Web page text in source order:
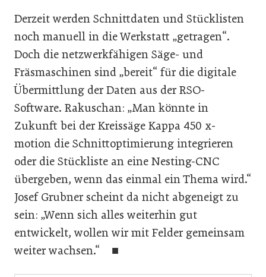
Derzeit werden Schnittdaten und Stücklisten
noch manuell in die Werkstatt „getragen“.
Doch die netzwerkfähigen Säge- und
Fräsmaschinen sind „bereit“ für die digitale
Übermittlung der Daten aus der RSO-
Software. Rakuschan: „Man könnte in
Zukunft bei der Kreissäge Kappa 450 x-
motion die Schnittoptimierung integrieren
oder die Stückliste an eine Nesting-CNC
übergeben, wenn das einmal ein Thema wird.“
Josef Grubner scheint da nicht abgeneigt zu
sein: „Wenn sich alles weiterhin gut
entwickelt, wollen wir mit Felder gemeinsam
weiter wachsen.“ ■